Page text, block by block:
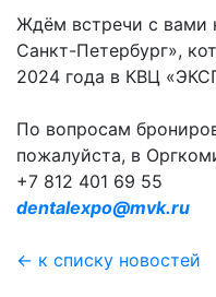
Ждём встречи с вами
Санкт-Петербург»,
2024 года в КВЦ
По вопросам
пожалуйста, в
+7 812 401 69 55
dentalexpo@mvk.ru
← к списку новостей